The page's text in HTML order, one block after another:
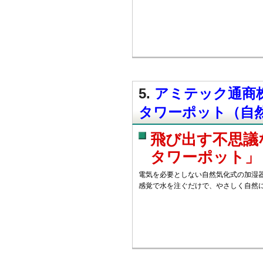
5. アミテック通商
タワーポット（自
飛び出す不思
タワーポット」
電気を必要としない自然気化式の加湿
感覚で水を注ぐだけで、やさしく自然